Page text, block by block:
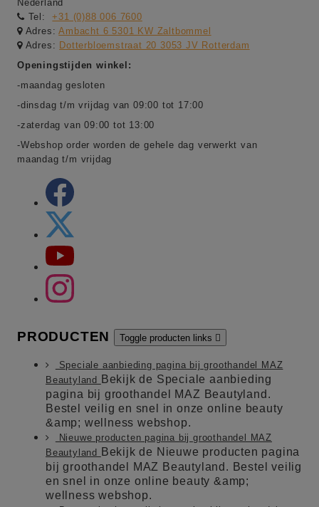
Nederland
Tel:
+31 (0)88 006 7600
Adres:Ambacht 6 5301 KW Zaltbommel
Adres: Dotterbloemstraat 20 3053 JV Rotterdam
Openingstijden winkel:
-maandag gesloten
-dinsdag t/m vrijdag van 09:00 tot 17:00
-zaterdag van 09:00 tot 13:00
-Webshop order worden de gehele dag verwerkt van
maandag t/m vrijdag
PRODUCTEN Toggle producten links 
Speciale aanbieding pagina bij groothandel MAZ
Beautyland
Bekijk de Speciale aanbieding
pagina bij groothandel MAZ Beautyland.
Bestel veilig en snel in onze online beauty
&amp; wellness webshop.
Nieuwe producten pagina bij groothandel MAZ
Beautyland
Bekijk de Nieuwe producten pagina
bij groothandel MAZ Beautyland. Bestel veilig
en snel in onze online beauty &amp;
wellness webshop.